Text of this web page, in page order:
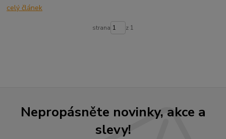
celý článek
strana z 1
Nepropásněte novinky, akce a
slevy!